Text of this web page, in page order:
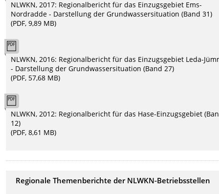
NLWKN, 2017: Regionalbericht für das Einzugsgebiet Ems-
Nordradde - Darstellung der Grundwassersituation (Band 31)
(PDF, 9,89 MB)
NLWKN, 2016: Regionalbericht für das Einzugsgebiet Leda-
- Darstellung der Grundwassersituation (Band 27)
(PDF, 57,68 MB)
NLWKN, 2012: Regionalbericht für das Hase-Einzugsgebiet
12)
(PDF, 8,61 MB)
Regionale Themenberichte der NLWKN-Betriebsstellen